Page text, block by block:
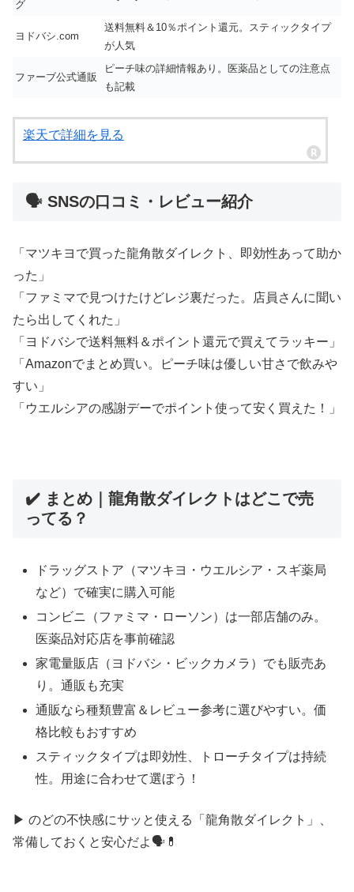
グ
ヨドバシ.com
送料無料＆10％ポイント還元。スティックタイプ
が人気
ファーブ公式通販
ピーチ味の詳細情報あり。医薬品としての注意点
も記載
楽天で詳細を見る
🗣️ SNSの口コミ・レビュー紹介
「マツキヨで買った龍角散ダイレクト、即効性あって助か
った」
「ファミマで見つけたけどレジ裏だった。店員さんに聞い
たら出してくれた」
「ヨドバシで送料無料＆ポイント還元で買えてラッキー」
「Amazonでまとめ買い。ピーチ味は優しい甘さで飲みや
すい」
「ウエルシアの感謝デーでポイント使って安く買えた！」
✔️ まとめ｜龍角散ダイレクトはどこで売
ってる？
ドラッグストア（マツキヨ・ウエルシア・スギ薬局
など）で確実に購入可能
コンビニ（ファミマ・ローソン）は一部店舗のみ。
医薬品対応店を事前確認
家電量販店（ヨドバシ・ビックカメラ）でも販売あ
り。通販も充実
通販なら種類豊富＆レビュー参考に選びやすい。価
格比較もおすすめ
スティックタイプは即効性、トローチタイプは持続
性。用途に合わせて選ぼう！
▶ のどの不快感にサッと使える「龍角散ダイレクト」、
常備しておくと安心だよ🗣️💊